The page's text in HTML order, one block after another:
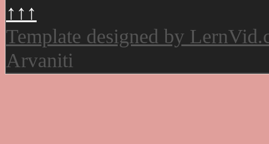
↑↑↑
Template designed by
Arvaniti